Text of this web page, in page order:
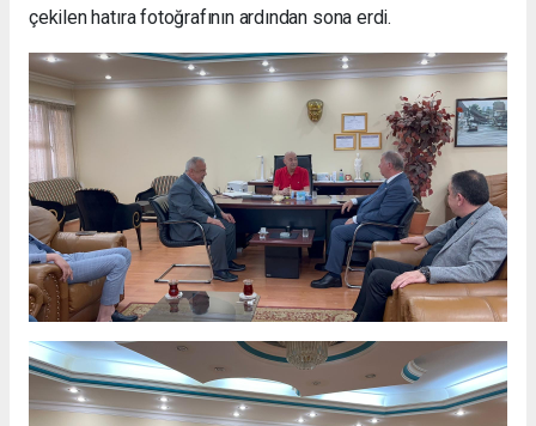
çekilen hatıra fotoğrafının ardından sona erdi.